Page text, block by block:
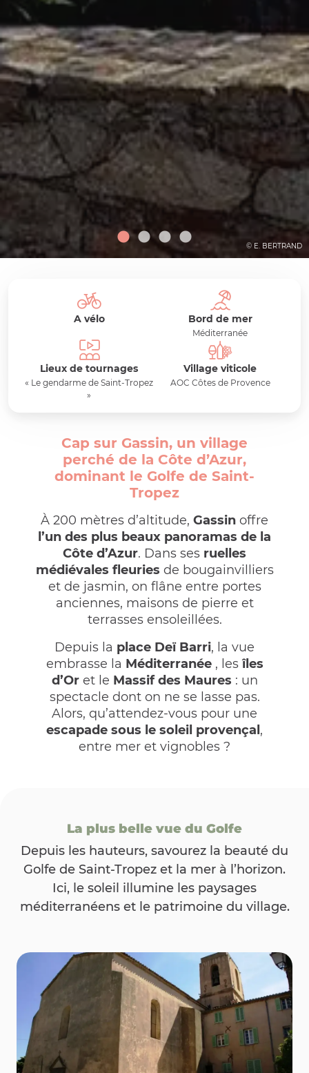
© E. BERTRAND
A vélo Bord de mer
Méditerranée
Lieux de tournages
« Le gendarme de Saint-Tropez
»
Village viticole
AOC Côtes de Provence
Cap sur Gassin, un village
perché de la Côte d’Azur,
dominant le Golfe de Saint-
Tropez
À 200 mètres d’altitude, Gassin offre
l’un des plus beaux panoramas de la
Côte d’Azur. Dans ses ruelles
médiévales fleuries de bougainvilliers
et de jasmin, on flâne entre portes
anciennes, maisons de pierre et
terrasses ensoleillées.
Depuis la place Deï Barri, la vue
embrasse la Méditerranée , lesîles
d’Oret le Massif des Maures : un
spectacle dont on ne se lasse pas.
Alors, qu’attendez-vous pour une
escapade sous le soleil provençal,
entre mer et vignobles ?
La plus belle vue du Golfe
Depuis les hauteurs, savourez la beauté du
Golfe de Saint-Tropez et la mer à l’horizon.
Ici, le soleil illumine les paysages
méditerranéens et le patrimoine du village.